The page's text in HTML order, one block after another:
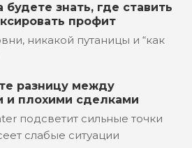
будете знать, где ставить
профит
никакой путаницы и “как
разницу между
и плохими сделками
подсветит сильные точки
слабые ситуации